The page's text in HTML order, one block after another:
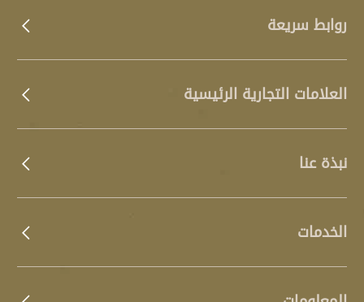
روابط سريعة
العلامات التجارية الرئيسية
نبذة عنا
الخدمات